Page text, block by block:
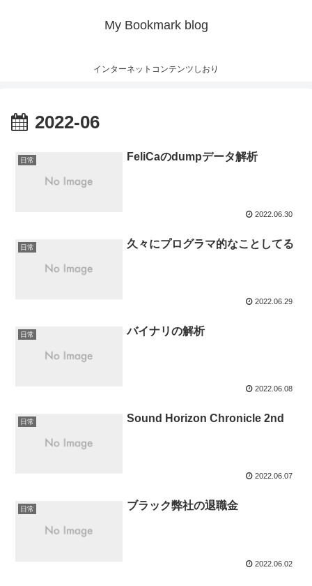
My Bookmark blog
インターネットコンテンツしおり
2022-06
日常 FeliCaのdumpデータ解析
2022.06.30
日常 久々にプログラマ的なことしてる
2022.06.29
日常 バイナリの解析
2022.06.08
日常 Sound Horizon Chronicle 2nd
2022.06.07
日常 ブラック弊社の退職金
2022.06.02